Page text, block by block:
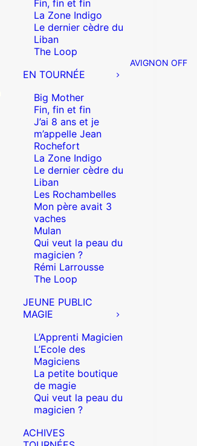
Fin, fin et fin
La Zone Indigo
Le dernier cèdre du
Liban
The Loop
EN TOURNÉE
Big Mother
Fin, fin et fin
J’ai 8 ans et je
m’appelle Jean
Rochefort
La Zone Indigo
Le dernier cèdre du
Liban
Les Rochambelles
Mon père avait 3
vaches
Mulan
Qui veut la peau du
magicien ?
Rémi Larrousse
The Loop
JEUNE PUBLIC
MAGIE
L’Apprenti Magicien
L’Ecole des
Magiciens
La petite boutique
de magie
Qui veut la peau du
magicien ?
ACHIVES
AVIGNON OFF